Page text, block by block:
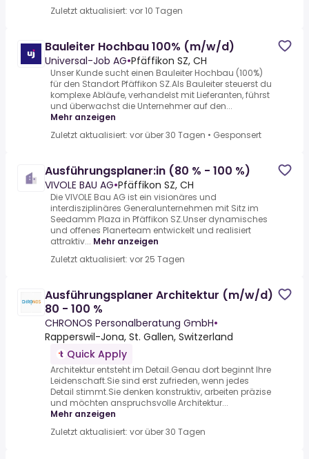
Zuletzt aktualisiert: vor 10 Tagen
Bauleiter Hochbau 100% (m/w/d)
Universal-Job AG•Pfäffikon SZ, CH
Unser Kunde sucht einen Bauleiter Hochbau (100%)
für den Standort Pfäffikon SZ.Als Bauleiter steuerst du
komplexe Abläufe, verhandelst mit Lieferanten, führst
und überwachst die Unternehmer auf den...
Mehr anzeigen
Zuletzt aktualisiert: vor über 30 Tagen • Gesponsert
Ausführungsplaner:in (80 % - 100 %)
VIVOLE BAU AG•Pfäffikon SZ, CH
Die VIVOLE Bau AG ist ein visionäres und
interdisziplinäres Generalunternehmen mit Sitz im
Seedamm Plaza in Pfäffikon SZ.Unser dynamisches
und offenes Planerteam entwickelt und realisiert
attraktiv... Mehr anzeigen
Zuletzt aktualisiert: vor 25 Tagen
Ausführungsplaner Architektur (m/w/d)
80 - 100 %
CHRONOS Personalberatung GmbH•
Rapperswil-Jona, St. Gallen, Switzerland
Quick Apply
Architektur entsteht im Detail.Genau dort beginnt Ihre
Leidenschaft.Sie sind erst zufrieden, wenn jedes
Detail stimmt.Sie denken konstruktiv, arbeiten präzise
und möchten anspruchsvolle Architektur...
Mehr anzeigen
Zuletzt aktualisiert: vor über 30 Tagen